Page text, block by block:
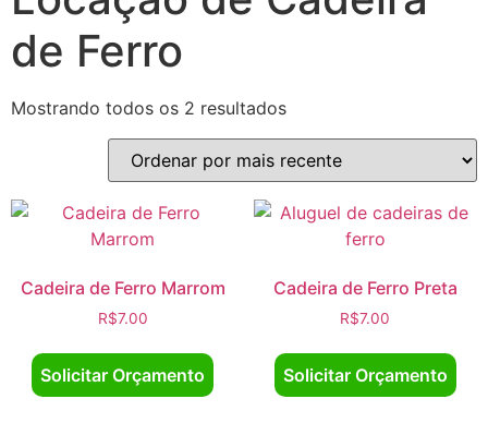
de Ferro
Mostrando todos os 2 resultados
Cadeira de Ferro Marrom
R$7.00
Solicitar Orçamento
Cadeira de Ferro Preta
R$7.00
Solicitar Orçamento